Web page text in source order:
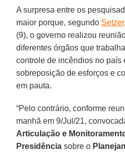
A surpresa entre os
maior porque, segundo Setzer
(9), o governo realizou
diferentes órgãos que
controle de incêndios no país
sobreposição de esforços e
em pauta.
“Pelo contrário, conforme
manhã em 9/Jul/21,
Articulação e
Presidência sobre o